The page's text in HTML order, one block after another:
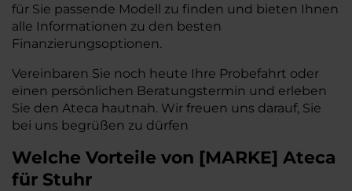
für Sie passende Modell zu finden und bieten Ihnen
alle Informationen zu den besten
Finanzierungsoptionen.
Vereinbaren Sie noch heute Ihre Probefahrt oder
einen persönlichen Beratungstermin und erleben
Sie den Ateca hautnah. Wir freuen uns darauf, Sie
bei uns begrüßen zu dürfen
Welche Vorteile von [MARKE] Ateca
für Stuhr